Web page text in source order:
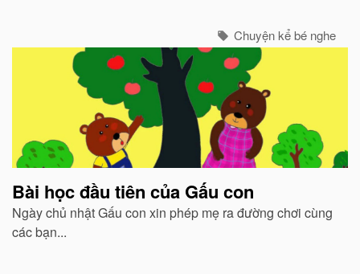
Chuyện kể bé nghe
Bài học đầu tiên của Gấu con
Ngày chủ nhật Gấu con xin phép mẹ ra đường chơi cùng
các bạn...